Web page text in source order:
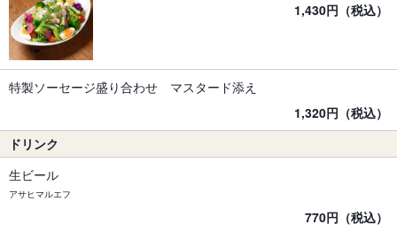
1,430円（税込）
特製ソーセージ盛り合わせ マスタード添え
1,320円（税込）
ドリンク
生ビール
アサヒマルエフ
770円（税込）